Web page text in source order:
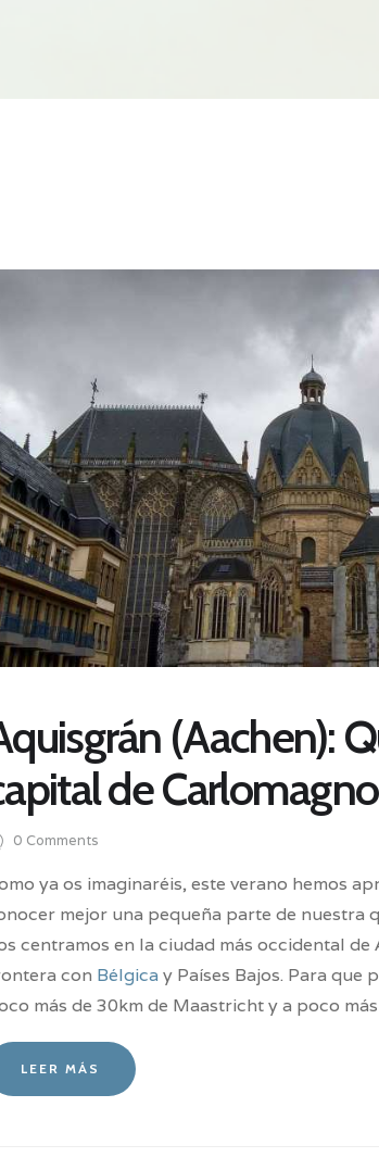
(Aachen):
de Carlomagno
0 Comments
ya os imaginaréis, este verano hemos
mejor una pequeña parte de nuestra
centramos en la ciudad más occidental de
con Bélgica y Países Bajos. Para que
más de 30km de Maastricht y a poco
LEER MÁS